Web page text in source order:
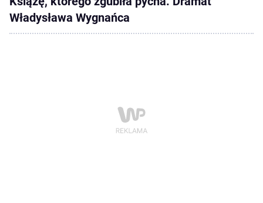
Władysława Wygnańca